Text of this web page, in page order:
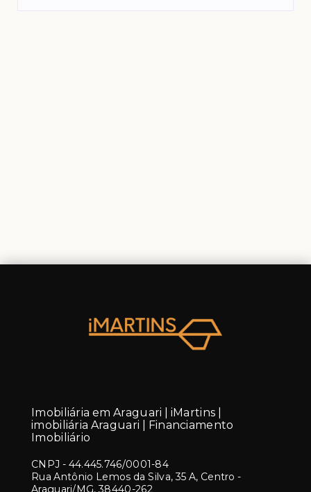
Imobiliária em Araguari | iMartins |
imobiliária Araguari | Financiamento
Imobiliário
CNPJ - 44.445.746/0001-84
Rua Antônio Lemos da Silva, 35 A, Centro -
Araguari/MG, 38440-262